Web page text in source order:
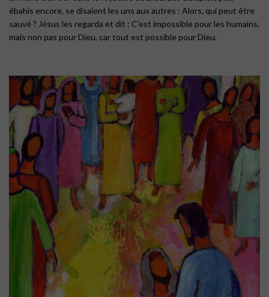
ébahis encore, se disaient les uns aux autres : Alors, qui peut être
sauvé ? Jésus les regarda et dit : C’est impossible pour les humains,
mais non pas pour Dieu, car tout est possible pour Dieu.